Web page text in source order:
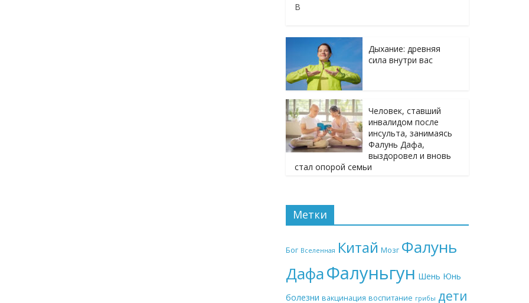
В
Дыхание: древняя
сила внутри вас
Человек, ставший
инвалидом после
инсульта, занимаясь
Фалунь Дафа,
выздоровел и вновь
стал опорой семьи
Метки
Бог Вселенная Китай Мозг Фалунь
ДафаФалуньгун Шень Юнь
болезни вакцинация воспитание грибы дети